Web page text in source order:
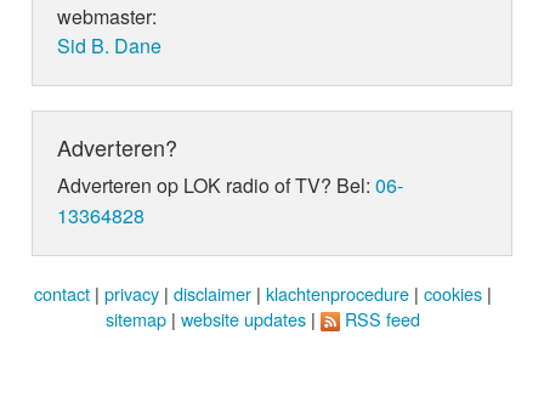
webmaster:
Sid B. Dane
Adverteren?
Adverteren op LOK radio of TV? Bel:06-
13364828
contact | privacy | disclaimer | klachtenprocedure | cookies |
sitemap | website updates | RSS feed